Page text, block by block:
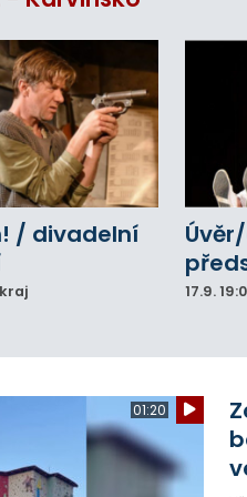
/ divadelní
17.9.
01:20